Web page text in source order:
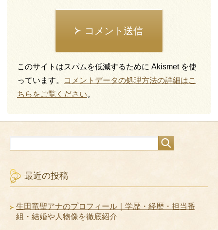
コメント送信
このサイトはスパムを低減するために Akismet を使
っています。
コメントデータの処理方法の詳細はこ
ちらをご覧ください。
最近の投稿
生田竜聖アナのプロフィール｜学歴・経歴・担当番
組・結婚や人物像を徹底紹介